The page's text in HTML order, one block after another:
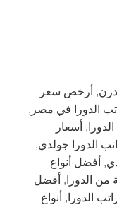
, أرخص سعر
الدورا في مصر ,
, أسعار
الدورا جولدي,
, أفضل أنواع
من الدورا , أفضل
الدورا , أنواع